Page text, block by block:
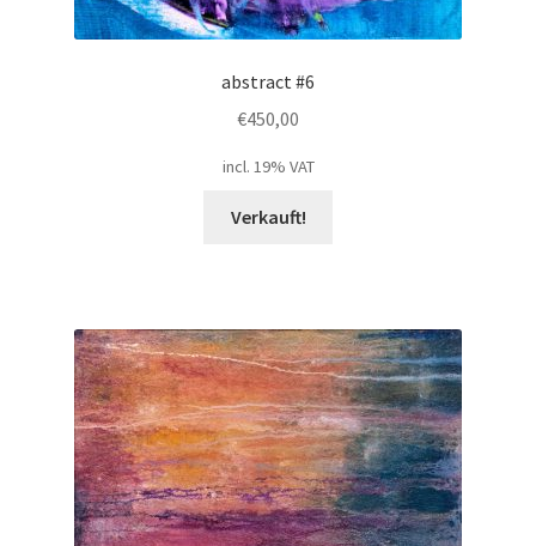
abstract #6
€450,00
incl. 19% VAT
Verkauft!